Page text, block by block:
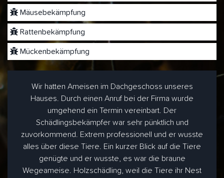
Mäusebekämpfung
Rattenbekämpfung
Mückenbekämpfung
Wir hatten Ameisen im Dachgeschoss unseres
Hauses. Durch einen Anruf bei der Firma wurde
umgehend ein Termin vereinbart. Der
Schädlingsbekämpfer war sehr pünktlich und
zuvorkommend. Extrem professionell und er wusste
alles über diese Tiere. Ein kurzer Blick auf die Tiere
genügte und er wusste, es war die braune
Wegeameise. Holzschädling, weil die Tiere ihr Nest